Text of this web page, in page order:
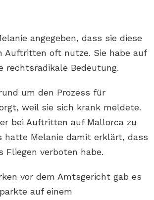
angegeben, dass sie diese
Auftritten oft nutze. Sie habe auf
rechtsradikale Bedeutung.
um den Prozess für
weil sie sich krank meldete.
bei Auftritten auf Mallorca zu
hatte Melanie damit erklärt, dass
Fliegen verboten habe.
vor dem Amtsgericht gab es
auf einem